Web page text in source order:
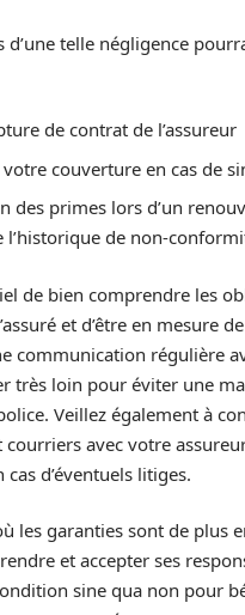
d’une telle négligence
de contrat de l’assureur
couverture en cas de
des primes lors d’un
l’historique de non-
de bien comprendre les
et d’être en mesure
communication régulière
très loin pour éviter une
Veillez également à
avec votre
d’éventuels litiges.
les garanties sont de plus
et accepter ses
sine qua non pour